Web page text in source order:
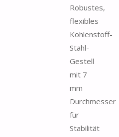
Robustes,
flexibles
Kohlenstoff-
Stahl-
Gestell
mit 7
mm
Durchmesser
für
Stabilität